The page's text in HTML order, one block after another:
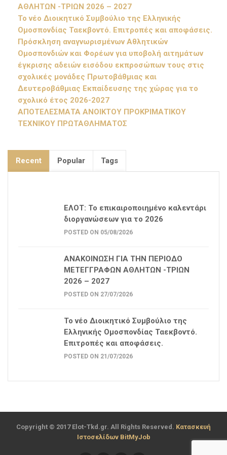
ΑΘΛΗΤΩΝ -ΤΡΙΩΝ 2026 – 2027
Το νέο Διοικητικό Συμβούλιο της Ελληνικής
Ομοσπονδίας Ταεκβοντό. Επιτροπές και αποφάσεις.
Πρόσκληση αναγνωρισμένων Αθλητικών
Ομοσπονδιών και Φορέων για υποβολή αιτημάτων
έγκρισης αδειών εισόδου εκπροσώπων τους στις
σχολικές μονάδες Πρωτοβάθμιας και
Δευτεροβάθμιας Εκπαίδευσης της χώρας για το
σχολικό έτος 2026-2027
ΑΠΟΤΕΛΕΣΜΑΤΑ ΑΝΟΙΚΤΟΥ ΠΡΟΚΡΙΜΑΤΙΚΟΥ
ΤΕΧΝΙΚΟΥ ΠΡΩΤΑΘΛΗΜΑΤΟΣ
Recent Popular Tags
ΕΛΟΤ: Το επικαιροποιημένο καλεντάρι
διοργανώσεων για το 2026
POSTED ON 05/08/2026
ΑΝΑΚΟΙΝΩΣΗ ΓΙΑ ΤΗΝ ΠΕΡΙΟΔΟ
ΜΕΤΕΓΓΡΑΦΩΝ ΑΘΛΗΤΩΝ -ΤΡΙΩΝ
2026 – 2027
POSTED ON 27/07/2026
Το νέο Διοικητικό Συμβούλιο της
Ελληνικής Ομοσπονδίας Ταεκβοντό.
Επιτροπές και αποφάσεις.
POSTED ON 21/07/2026
Copyright © 2017 Elot-Tkd.gr. All Rights Reserved. Κατασκευή
Ιστοσελίδων BitMyJob